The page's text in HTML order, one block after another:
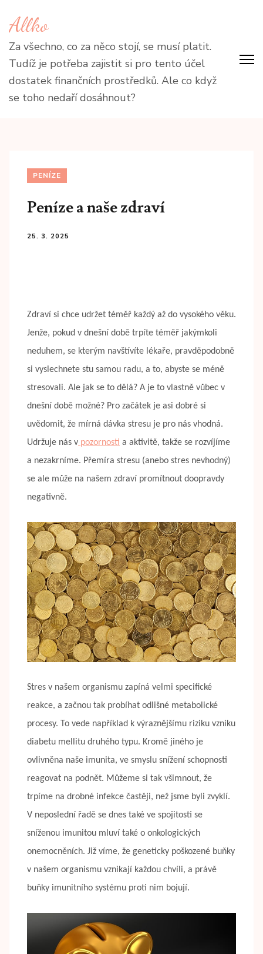
na
obsah
(stiskněte
Enter)
Allko
Za všechno, co za něco stojí, se musí platit.
Tudíž je potřeba zajistit si pro tento účel
dostatek finančních prostředků. Ale co když
se toho nedaří dosáhnout?
PENÍZE
Peníze a naše zdraví
25. 3. 2025
Zdraví si chce udržet téměř každý až do vysokého věku.
Jenže, pokud v dnešní době trpíte téměř jakýmkoli
neduhem, se kterým navštívíte lékaře, pravděpodobně
si vyslechnete stu samou radu, a to, abyste se méně
stresovali. Ale jak se to dělá? A je to vlastně vůbec v
dnešní době možné? Pro začátek je asi dobré si
uvědomit, že mírná dávka stresu je pro nás vhodná.
Udržuje nás v pozornosti a aktivitě, takže se rozvíjíme
a nezakrníme. Přemíra stresu (anebo stres nevhodný)
se ale může na našem zdraví promítnout doopravdy
negativně.
Stres v našem organismu zapíná velmi specifické
reakce, a začnou tak probíhat odlišné metabolické
procesy. To vede například k výraznějšímu riziku vzniku
diabetu mellitu druhého typu. Kromě jiného je
ovlivněna naše imunita, ve smyslu snížení schopnosti
reagovat na podnět. Můžeme si tak všimnout, že
trpíme na drobné infekce častěji, než jsme byli zvyklí.
V neposlední řadě se dnes také ve spojitosti se
sníženou imunitou mluví také o onkologických
onemocněních. Již víme, že geneticky poškozené buňky
v našem organismu vznikají každou chvíli, a právě
buňky imunitního systému proti nim bojují.